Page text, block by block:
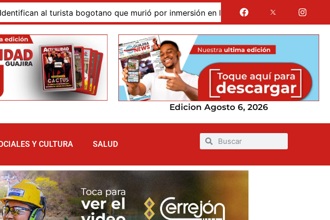
al turista bogotano que murió por inmersión en las dunas de Taroa; su cuerpo
Edicion Agosto 6, 2026
Y CULTURA SALUD